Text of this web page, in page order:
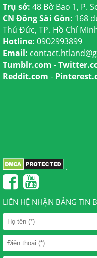
Trụ sở: 48 Bờ Bao 1, P.
CN Đông Sài Gòn: 168
Thủ Đức, TP. Hồ Chí
Hotline: 0902993899
Email:
Tumblr.com -
Reddit.com -
.
LIÊN HỆ NHẬN BẢNG TIN